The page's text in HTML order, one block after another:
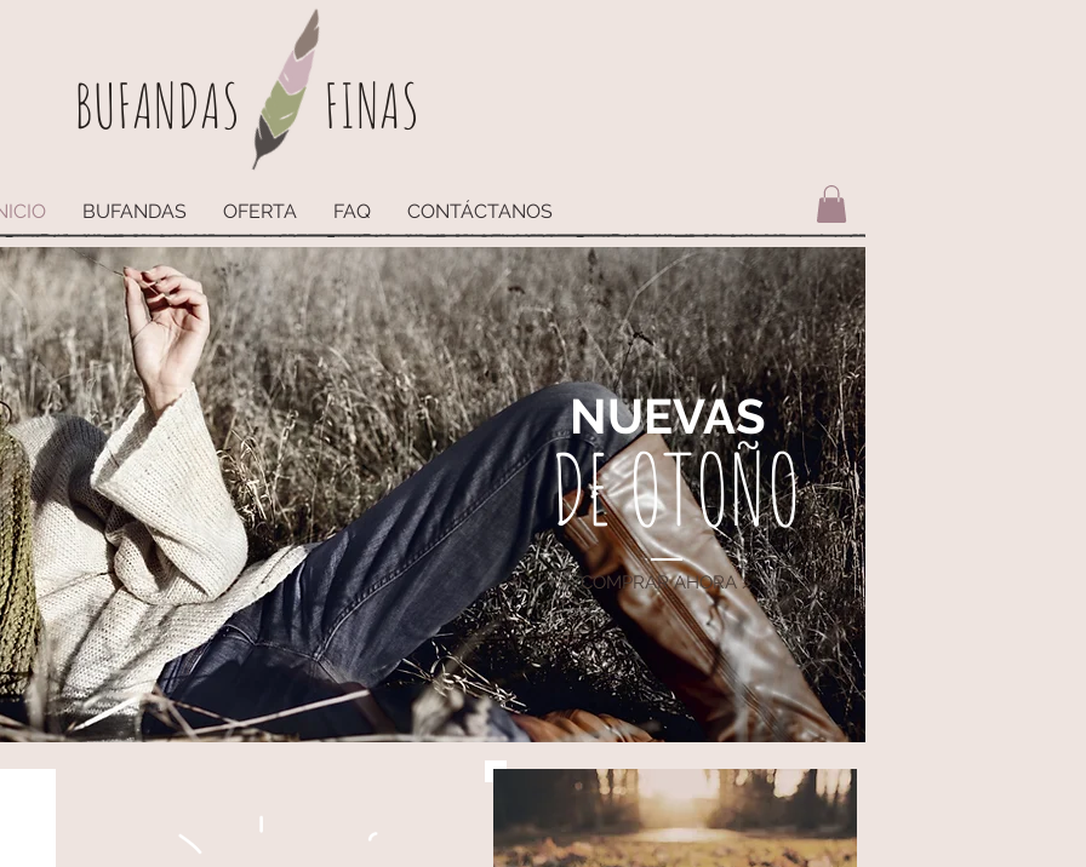
BUFANDAS FINAS
BUFANDAS OFERTA FAQ CONTÁCTANOS
NUEVAS
DE OTOÑO
COMPRAR AHORA >